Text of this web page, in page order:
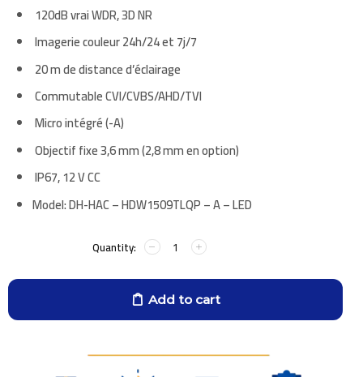
120dB vrai WDR, 3D NR
Imagerie couleur 24h/24 et 7j/7
20 m de distance d’éclairage
Commutable CVI/CVBS/AHD/TVI
Micro intégré (-A)
Objectif fixe 3,6 mm (2,8 mm en option)
IP67, 12 V CC
Model: DH-HAC – HDW1509TLQP – A – LED
Add to cart